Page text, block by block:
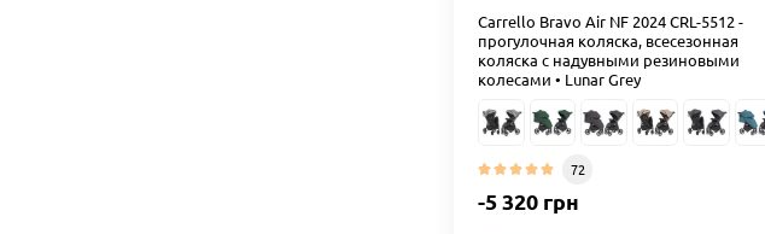
Carrello Bravo Air NF 2024 CRL-5512 -
прогулочная коляска, всесезонная
коляска с надувными резиновыми
колесами • Lunar Grey
72
-5 320 грн